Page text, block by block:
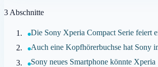
3 Abschnitte
Die Sony Xperia Compact Serie feiert
Auch eine Kopfhörerbuchse hat Sony
Sony neues Smartphone könnte